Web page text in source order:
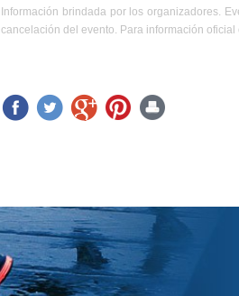
Información brindada por los organizadores.
cancelación del evento. Para información